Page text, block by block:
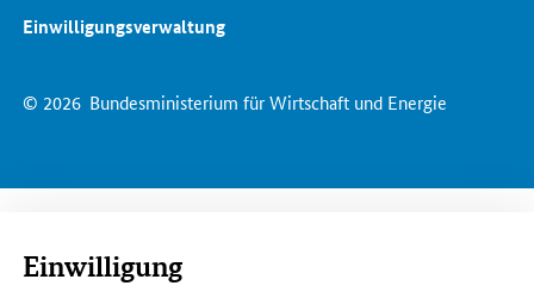
© 2026 Bundesministerium für Wirtschaft und Energie
Einwilligungsverwaltung
Einwilligung